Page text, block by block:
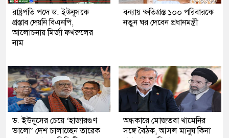
রাষ্ট্রপতি পদে ড. ইউনূসকে
প্রস্তাব দেয়নি বিএনপি,
আলোচনায় মির্জা ফখরুলের
নাম
বন্যায় ক্ষতিগ্রস্ত ১০০ পরিবারকে
নতুন ঘর দেবেন প্রধানমন্ত্রী
ড. ইউনূসের চেয়ে ‘হাজারগুণ
ভালো’ দেশ চালাচ্ছেন তারেক
অন্ধকারে মোজতবা খামেনির
সঙ্গে বৈঠক, আসল মানুষ কিনা